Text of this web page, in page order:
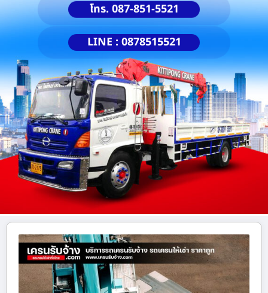
โทร. 087-851-5521
LINE : 0878515521